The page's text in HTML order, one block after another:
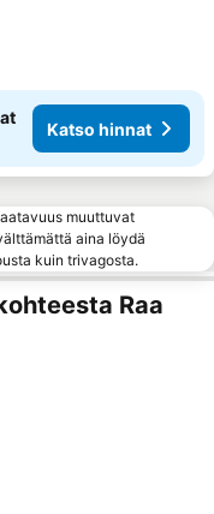
Katso hinnat
muuttuvat
aina löydä
kuin trivagosta.
Raa